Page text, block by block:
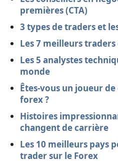
premières (CTA)
3 types de traders et
Les 7 meilleurs
Les 5 analystes
monde
Êtes-vous un joueur
forex ?
Histoires
changent de carrière
Les 10 meilleurs pays
trader sur le Forex